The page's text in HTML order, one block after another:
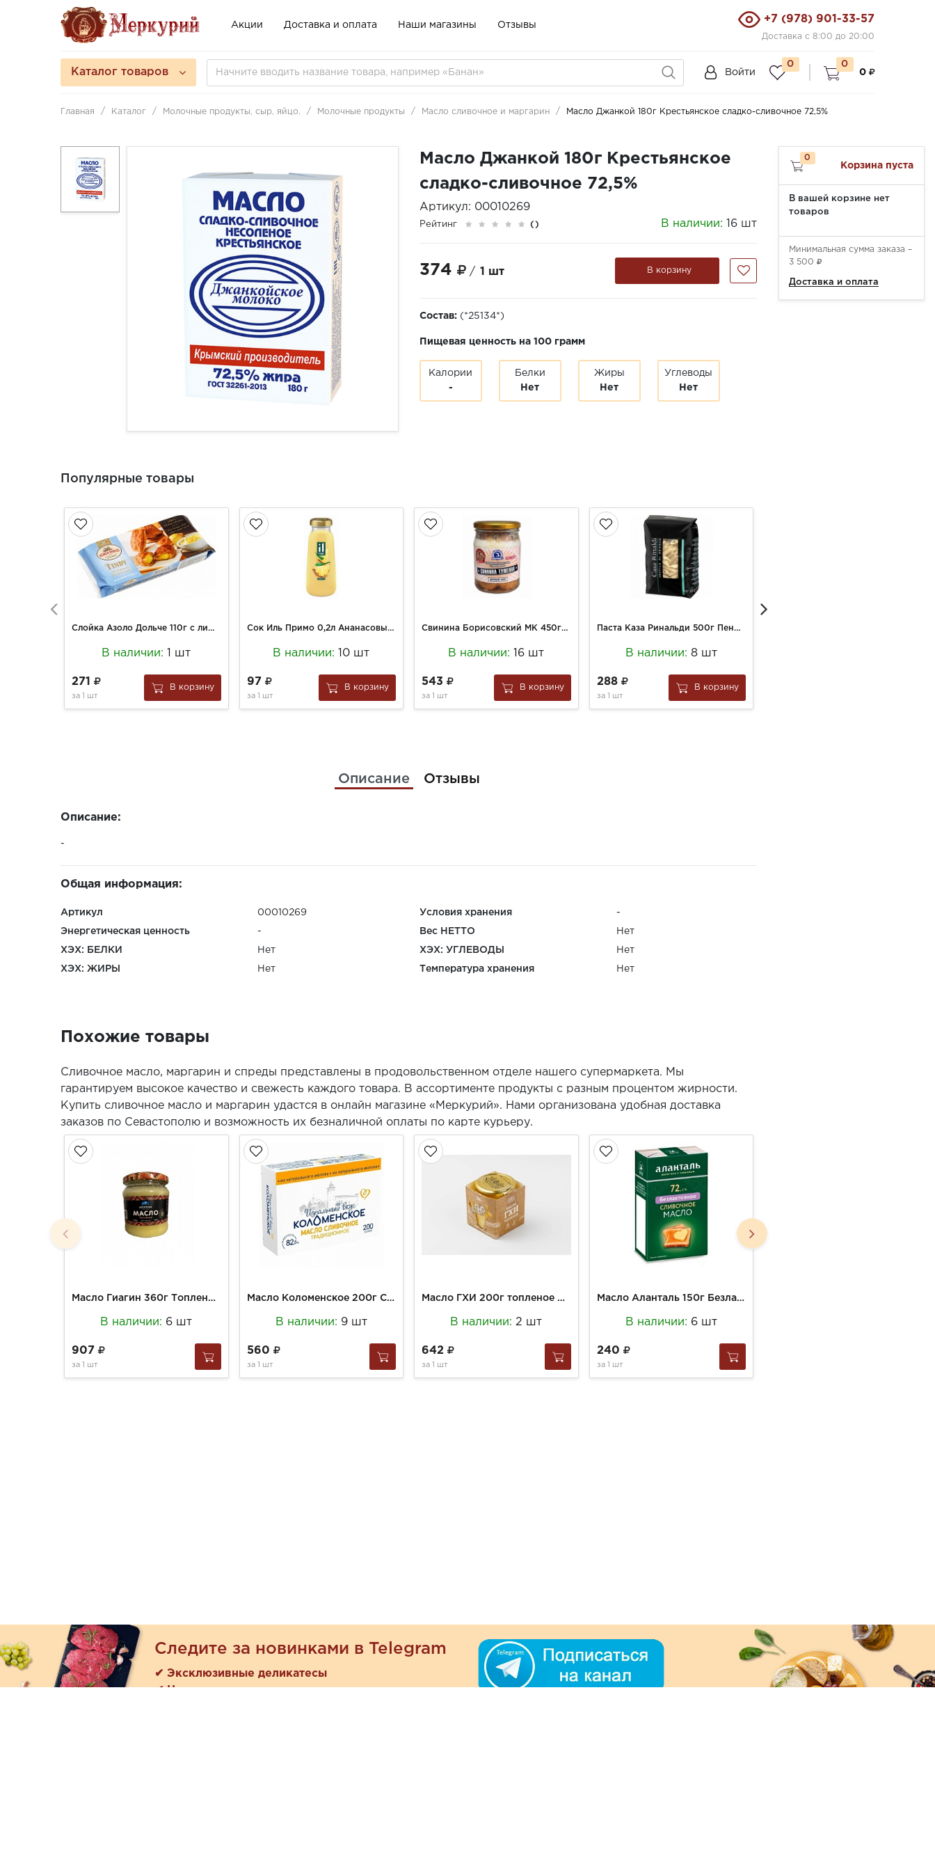
Акции Доставка и оплата Наши магазины Отзывы
+7 (978) 901-33-57
Доставка с 8:00 до 20:00
Каталог товаров Войти
0
0
0
Главная Каталог Молочные продукты, сыр, яйцо. Молочные продукты Масло сливочное и маргарин Масло Джанкой 180г Крестьянское сладко-сливочное 72,5%
Масло Джанкой 180г Крестьянское
сладко-сливочное 72,5%
Артикул: 00010269
Рейтинг () В наличии: 16 шт
374 / 1 шт В корзину
Состав: (*25134*)
Пищевая ценность на 100 грамм
Калории
-
Белки
Нет
Жиры
Нет
Углеводы
Нет
Популярные товары
Слойка Азоло Дольче 110г с лимонным кремом тинди м/у
В наличии: 1 шт
271
за 1 шт
В корзину
Сок Иль Примо 0,2л Ананасовый восстановленный с/б
В наличии: 10 шт
97
за 1 шт
В корзину
Свинина Борисовский МК 450г тушеная в/с ГОСТ с/б
В наличии: 16 шт
543
за 1 шт
В корзину
Паста Каза Ринальди 500г Пенне Ригате Трафила Алл
В наличии: 8 шт
288
за 1 шт
В корзину
Описание Отзывы
Описание:
-
Общая информация:
Артикул 00010269 Условия хранения -
Энергетическая ценность - Вес НЕТТО Нет
ХЭХ: БЕЛКИ Нет ХЭХ: УГЛЕВОДЫ Нет
ХЭХ: ЖИРЫ Нет Температура хранения Нет
Похожие товары
Сливочное масло, маргарин и спреды представлены в продовольственном отделе нашего супермаркета. Мы
гарантируем высокое качество и свежесть каждого товара. В ассортименте продукты с разным процентом жирности.
Купить сливочное масло и маргарин удастся в онлайн магазине «Меркурий». Нами организована удобная доставка
заказов по Севастополю и возможность их безналичной оплаты по карте курьеру.
Масло Гиагин 360г Топленое 99% ст/б
В наличии: 6 шт
907
за 1 шт
Масло Коломенское 200г Сливочное мдж 82,5% колш
В наличии: 9 шт
560
за 1 шт
Масло ГХИ 200г топленое 99% ст/б
В наличии:2 шт
642
за 1 шт
Масло Аланталь 150г Безлактозное сливочное 72,5% брикет
В наличии: 6 шт
240
за 1 шт
0
Корзина пуста
В вашей корзине нет
товаров
Минимальная сумма заказа –
3 500
Доставка и оплата
Следите за новинками в Telegram
✔ Эксклюзивные деликатесы
✔ Новые поступления